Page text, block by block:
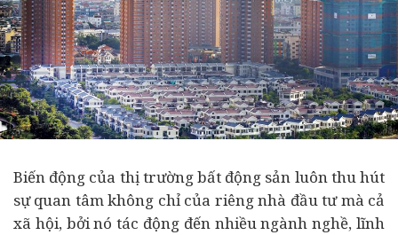
Biến động của thị trườngbất động sản luôn thu hút
sự quan tâm không chỉ của riêng nhà đầu tưmà cả
xã hội, bởi nó tác động đến nhiều ngành nghề, lĩnh